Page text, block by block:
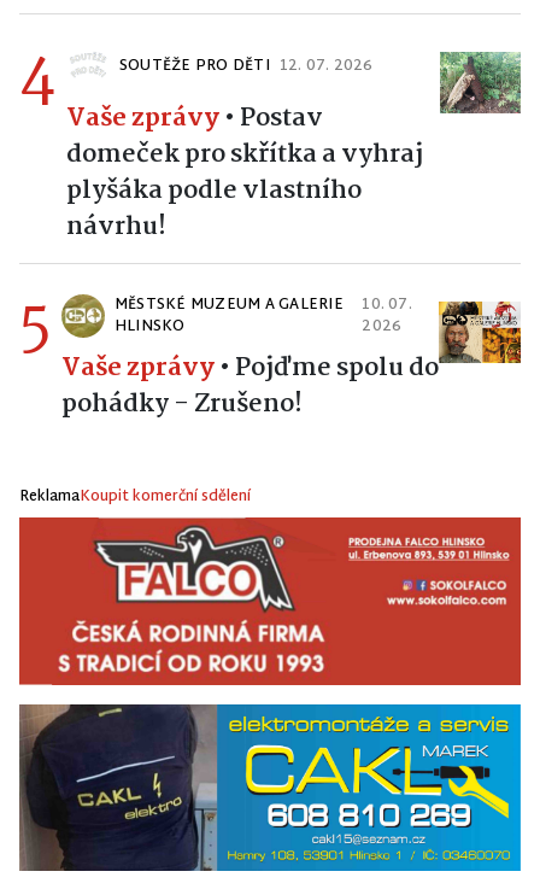
4 SOUTĚŽE PRO DĚTI 12. 07. 2026
Vaše zprávy• Postav
domeček pro skřítka a vyhraj
plyšáka podle vlastního
návrhu!
5
MĚSTSKÉ MUZEUM A GALERIE
HLINSKO
10. 07.
2026
Vaše zprávy• Pojďme spolu do
pohádky - Zrušeno!
ReklamaKoupit komerční sdělení